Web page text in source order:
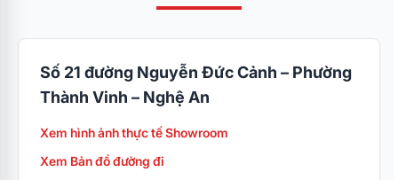
Số 21 đường Nguyễn Đức Cảnh – Phường
Thành Vinh – Nghệ An
Xem hình ảnh thực tế Showroom
Xem Bản đồ đường đi